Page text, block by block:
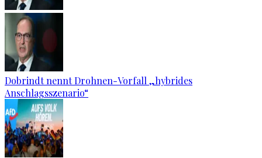
Dobrindt nennt Drohnen-Vorfall „hybrides
Anschlagsszenario“